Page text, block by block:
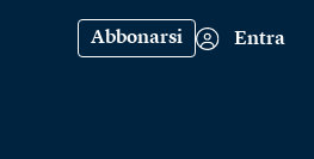
Abbonarsi Entra